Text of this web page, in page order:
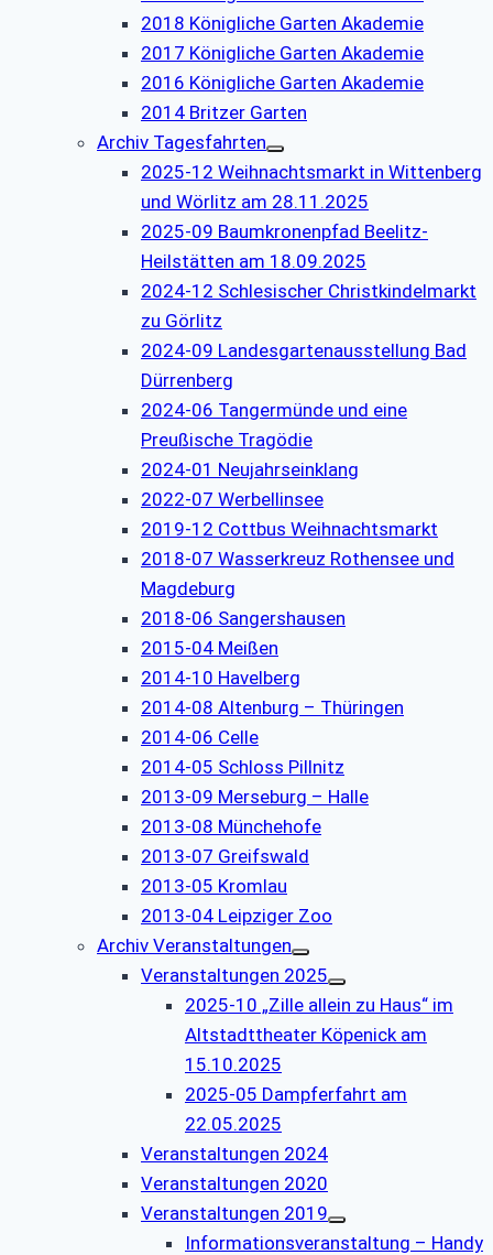
2018 Königliche Garten Akademie
2017 Königliche Garten Akademie
2016 Königliche Garten Akademie
2014 Britzer Garten
Archiv Tagesfahrten
2025-12 Weihnachtsmarkt in Wittenberg
und Wörlitz am 28.11.2025
2025-09 Baumkronenpfad Beelitz-
Heilstätten am 18.09.2025
2024-12 Schlesischer Christkindelmarkt
zu Görlitz
2024-09 Landesgartenausstellung Bad
Dürrenberg
2024-06 Tangermünde und eine
Preußische Tragödie
2024-01 Neujahrseinklang
2022-07 Werbellinsee
2019-12 Cottbus Weihnachtsmarkt
2018-07 Wasserkreuz Rothensee und
Magdeburg
2018-06 Sangershausen
2015-04 Meißen
2014-10 Havelberg
2014-08 Altenburg – Thüringen
2014-06 Celle
2014-05 Schloss Pillnitz
2013-09 Merseburg – Halle
2013-08 Münchehofe
2013-07 Greifswald
2013-05 Kromlau
2013-04 Leipziger Zoo
Archiv Veranstaltungen
Veranstaltungen 2025
2025-10 „Zille allein zu Haus“ im
Altstadttheater Köpenick am
15.10.2025
2025-05 Dampferfahrt am
22.05.2025
Veranstaltungen 2024
Veranstaltungen 2020
Veranstaltungen 2019
Informationsveranstaltung – Handy